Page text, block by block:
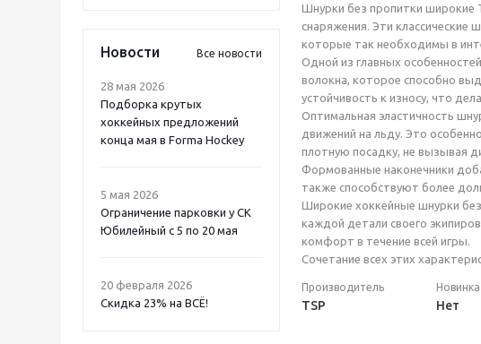
Новости Все новости
28 мая 2026
Подборка крутых
хоккейных предложений
конца мая в Forma Hockey
5 мая 2026
Ограничение парковки у СК
Юбилейный с 5 по 20 мая
20 февраля 2026
Скидка 23% на ВСË!
Шнурки без пропитки широкие
снаряжения. Эти
которые так необходимы в
Одной из главных
волокна, которое способно
устойчивость к износу, что
Оптимальная эластичность
движений на льду. Это
плотную посадку, не вызывая
Формованные наконечники
также способствуют более
Широкие хоккейные шнурки
каждой детали своего
комфорт в течение всей игры.
Сочетание всех этих
Производитель
TSP
Новинка
Нет